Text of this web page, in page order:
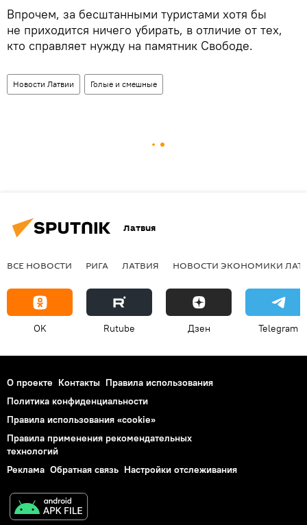
Впрочем, за бесштанными туристами хотя бы
не приходится ничего убирать, в отличие от тех,
кто справляет нужду на памятник Свободе.
Новости Латвии Голые и смешные
Латвия
ВСЕ НОВОСТИ РИГА ЛАТВИЯ НОВОСТИ ЭКОНОМИКИ
OK Rutube Дзен Telegram
О проекте Контакты Правила использования
Политика конфиденциальности
Правила использования «cookie»
Правила применения рекомендательных
технологий
Реклама Обратная связь Настройки отслеживания